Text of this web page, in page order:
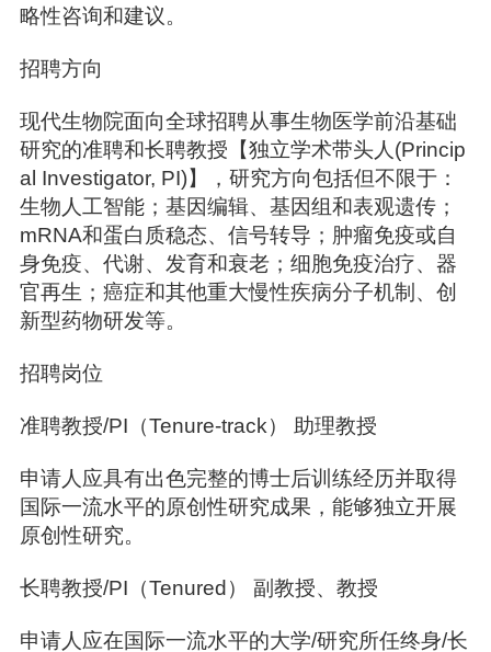
略性咨询和建议。
招聘方向
现代生物院面向全球招聘从事生物医学前沿基础
研究的准聘和长聘教授【独立学术带头人(Princip
al Investigator, PI)】，研究方向包括但不限于：
生物人工智能；基因编辑、基因组和表观遗传；
mRNA和蛋白质稳态、信号转导；肿瘤免疫或自
身免疫、代谢、发育和衰老；细胞免疫治疗、器
官再生；癌症和其他重大慢性疾病分子机制、创
新型药物研发等。
招聘岗位
准聘教授/PI（Tenure-track） 助理教授
申请人应具有出色完整的博士后训练经历并取得
国际一流水平的原创性研究成果，能够独立开展
原创性研究。
长聘教授/PI（Tenured） 副教授、教授
申请人应在国际一流水平的大学/研究所任终身/长